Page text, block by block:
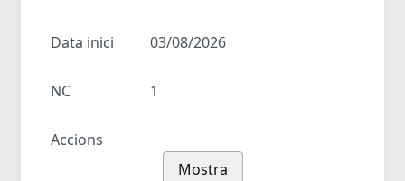
Data inici 03/08/2026
NC 1
Accions
Mostra